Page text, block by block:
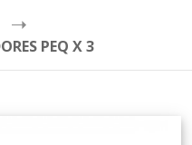
PEQ X 3